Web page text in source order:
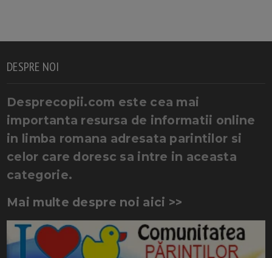
DESPRE NOI
Desprecopii.com este cea mai
importanta resursa de informatii online
in limba romana adresata parintilor si
celor care doresc sa intre in aceasta
categorie.
Mai multe despre noi aici >>